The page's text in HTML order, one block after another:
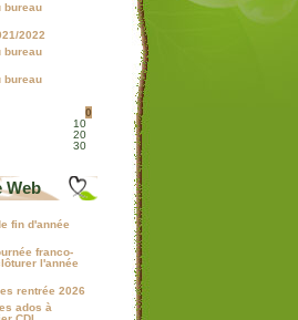
bureau
2022
bureau
bureau
0
10
20
30
Web
fin d'année
franco-
l'année
rentrée 2026
ados à